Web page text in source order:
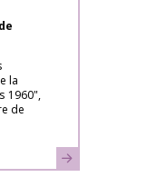
la
1960",
de
En savoir plus